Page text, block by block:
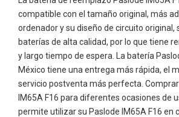
compatible con el tamaño original, más
ordenador y su diseño de circuito original,
baterías de alta calidad, por lo que tiene
y largo tiempo de espera. La batería
México tiene una entrega más rápida, el
servicio postventa más perfecta.
IM65A F16 para diferentes ocasiones de
permite utilizar su Paslode IM65A F16 en